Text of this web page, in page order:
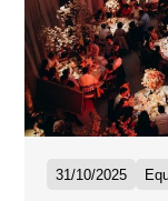
31/10/2025